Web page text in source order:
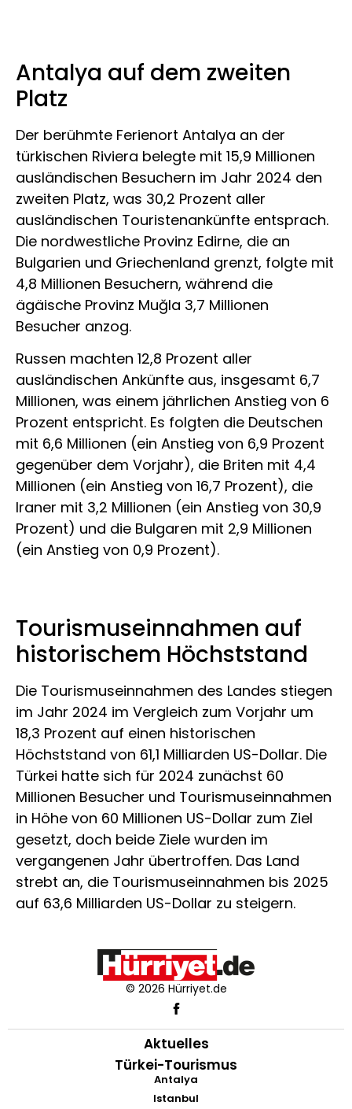
Antalya auf dem zweiten
Platz
Der berühmte Ferienort Antalya an der
türkischen Riviera belegte mit 15,9 Millionen
ausländischen Besuchern im Jahr 2024 den
zweiten Platz, was 30,2 Prozent aller
ausländischen Touristenankünfte entsprach.
Die nordwestliche Provinz Edirne, die an
Bulgarien und Griechenland grenzt, folgte mit
4,8 Millionen Besuchern, während die
ägäische Provinz Muğla 3,7 Millionen
Besucher anzog.
Russen machten 12,8 Prozent aller
ausländischen Ankünfte aus, insgesamt 6,7
Millionen, was einem jährlichen Anstieg von 6
Prozent entspricht. Es folgten die Deutschen
mit 6,6 Millionen (ein Anstieg von 6,9 Prozent
gegenüber dem Vorjahr), die Briten mit 4,4
Millionen (ein Anstieg von 16,7 Prozent), die
Iraner mit 3,2 Millionen (ein Anstieg von 30,9
Prozent) und die Bulgaren mit 2,9 Millionen
(ein Anstieg von 0,9 Prozent).
Tourismuseinnahmen auf
historischem Höchststand
Die Tourismuseinnahmen des Landes stiegen
im Jahr 2024 im Vergleich zum Vorjahr um
18,3 Prozent auf einen historischen
Höchststand von 61,1 Milliarden US-Dollar. Die
Türkei hatte sich für 2024 zunächst 60
Millionen Besucher und Tourismuseinnahmen
in Höhe von 60 Millionen US-Dollar zum Ziel
gesetzt, doch beide Ziele wurden im
vergangenen Jahr übertroffen. Das Land
strebt an, die Tourismuseinnahmen bis 2025
auf 63,6 Milliarden US-Dollar zu steigern.
© 2026 Hürriyet.de
Aktuelles
Türkei-Tourismus
Antalya
Istanbul